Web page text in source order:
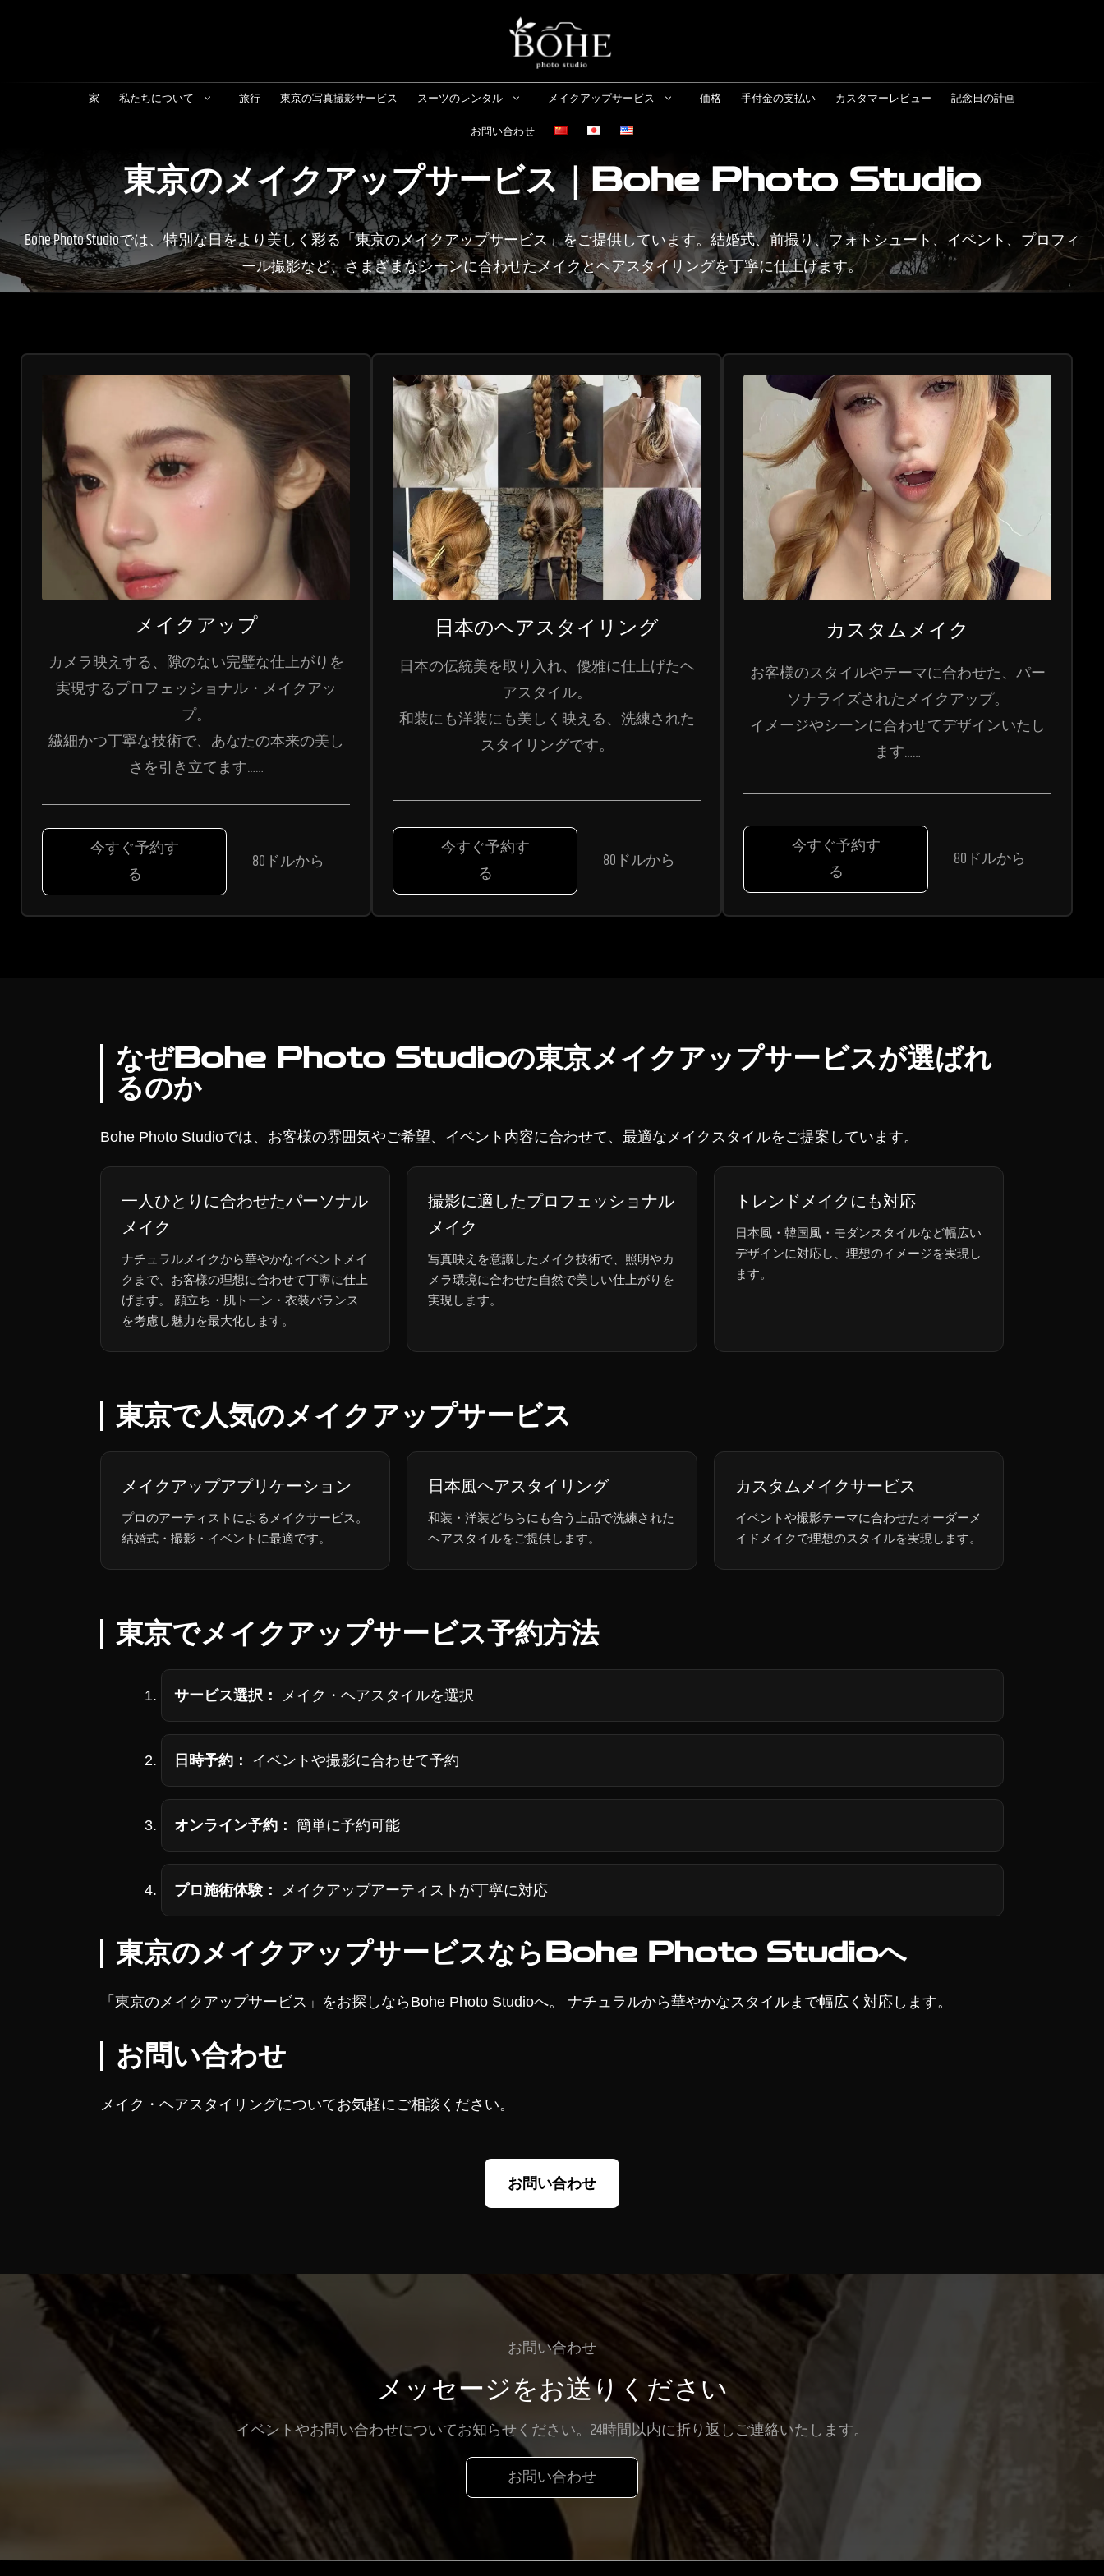
ス
キ
ッ
プ
家 私たちについて 旅行 東京の写真撮影サービス スーツのレンタル メイクアップサービス 価格 手付金の支払い カスタマーレビュー
記念日の計画
お問い合わせ
東京のメイクアップサービス｜Bohe Photo Studio
Bohe Photo Studioでは、特別な日をより美しく彩る「東京のメイクアップサービス」をご提供しています。結婚式、前撮り、フォトシュート、イベント、プロフィ
ール撮影など、さまざまなシーンに合わせたメイクとヘアスタイリングを丁寧に仕上げます。
メイクアップ
カメラ映えする、隙のない完璧な仕上がりを
実現するプロフェッショナル・メイクアッ
プ。
繊細かつ丁寧な技術で、あなたの本来の美し
さを引き立てます……
今すぐ予約す
る
80ドルから
日本のヘアスタイリング
日本の伝統美を取り入れ、優雅に仕上げたヘ
アスタイル。
和装にも洋装にも美しく映える、洗練された
スタイリングです。
今すぐ予約す
る
80ドルから
カスタムメイク
お客様のスタイルやテーマに合わせた、パー
ソナライズされたメイクアップ。
イメージやシーンに合わせてデザインいたし
ます……
今すぐ予約す
る
80ドルから
なぜBohe Photo Studioの東京メイクアップサービスが選ばれ
るのか
Bohe Photo Studioでは、お客様の雰囲気やご希望、イベント内容に合わせて、最適なメイクスタイルをご提案しています。
一人ひとりに合わせたパーソナル
メイク
ナチュラルメイクから華やかなイベントメイ
クまで、お客様の理想に合わせて丁寧に仕上
げます。 顔立ち・肌トーン・衣装バランス
を考慮し魅力を最大化します。
撮影に適したプロフェッショナル
メイク
写真映えを意識したメイク技術で、照明やカ
メラ環境に合わせた自然で美しい仕上がりを
実現します。
トレンドメイクにも対応
日本風・韓国風・モダンスタイルなど幅広い
デザインに対応し、理想のイメージを実現し
ます。
東京で人気のメイクアップサービス
メイクアップアプリケーション
プロのアーティストによるメイクサービス。
結婚式・撮影・イベントに最適です。
日本風ヘアスタイリング
和装・洋装どちらにも合う上品で洗練された
ヘアスタイルをご提供します。
カスタムメイクサービス
イベントや撮影テーマに合わせたオーダーメ
イドメイクで理想のスタイルを実現します。
東京でメイクアップサービス予約方法
サービス選択： メイク・ヘアスタイルを選択
日時予約： イベントや撮影に合わせて予約
オンライン予約： 簡単に予約可能
プロ施術体験： メイクアップアーティストが丁寧に対応
東京のメイクアップサービスならBohe Photo Studioへ
「東京のメイクアップサービス」をお探しならBohe Photo Studioへ。 ナチュラルから華やかなスタイルまで幅広く対応します。
お問い合わせ
メイク・ヘアスタイリングについてお気軽にご相談ください。
お問い合わせ
お問い合わせ
メッセージをお送りください
イベントやお問い合わせについてお知らせください。24時間以内に折り返しご連絡いたします。
お問い合わせ